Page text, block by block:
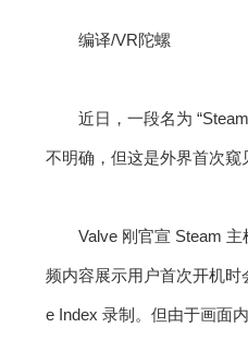
编译/VR陀螺
近日，一段名为
不明确，但这是外界首次窥
Valve 刚官宣 Steam
频内容展示用户首次开机
e Index 录制。但由于画面